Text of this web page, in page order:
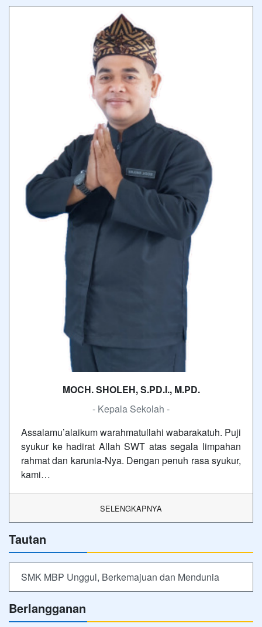
MOCH. SHOLEH, S.PD.I., M.PD.
- Kepala Sekolah -
Assalamu’alaikum warahmatullahi wabarakatuh. Puji
syukur ke hadirat Allah SWT atas segala limpahan
rahmat dan karunia-Nya. Dengan penuh rasa syukur,
kami…
SELENGKAPNYA
Tautan
SMK MBP Unggul, Berkemajuan dan Mendunia
Berlangganan